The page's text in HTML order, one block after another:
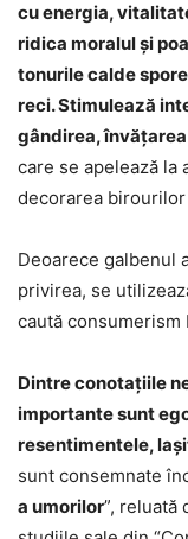
cu energia,
ridica moralul şi
tonurile calde
reci. Stimulează
gândirea,
care se apelează la
decorarea
Deoarece galbenul
privirea, se
caută consumerism
Dintre conotaţiile
importante sunt
resentimentele,
sunt consemnate
a umorilor”, reluată